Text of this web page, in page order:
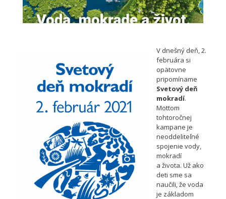
V dnešný deň, 2.
februára si
opätovne
pripomíname
Svetový deň
mokradí.
Mottom
tohtoročnej
kampane je
neoddeliteľné
spojenie vody,
mokradí
a života. Už ako
deti sme sa
naučili, že voda
je základom